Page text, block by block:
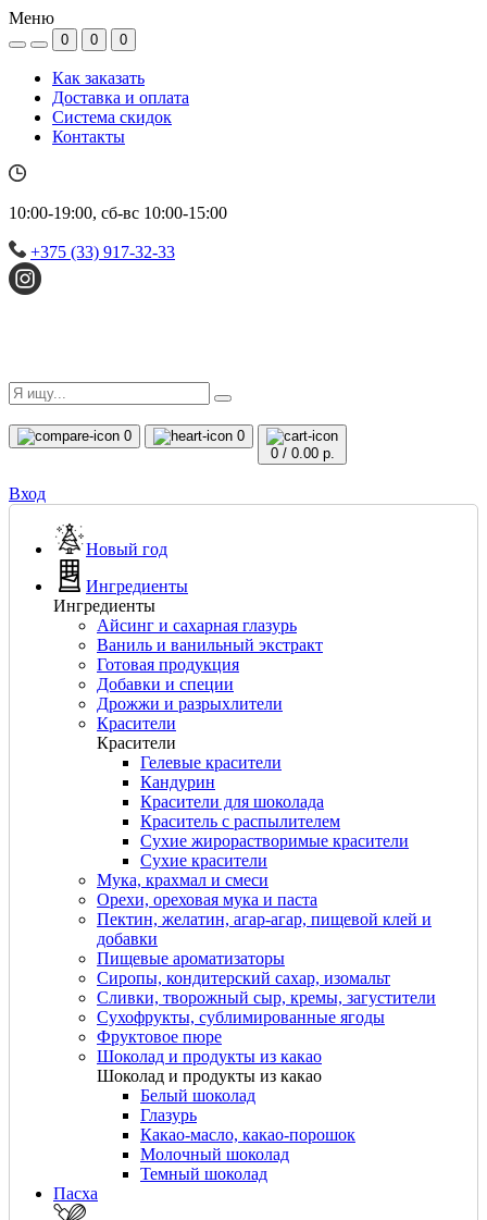
Меню
0 0 0
Как заказать
Доставка и оплата
Система скидок
Контакты
10:00-19:00, сб-вс 10:00-15:00
+375 (33) 917-32-33
0
0
0/ 0.00 р.
Вход
Новый год
Ингредиенты
Ингредиенты
Айсинг и сахарная глазурь
Ваниль и ванильный экстракт
Готовая продукция
Добавки и специи
Дрожжи и разрыхлители
Красители
Красители
Гелевые красители
Кандурин
Красители для шоколада
Краситель с распылителем
Сухие жирорастворимые красители
Сухие красители
Мука, крахмал и смеси
Орехи, ореховая мука и паста
Пектин, желатин, агар-агар, пищевой клей и
добавки
Пищевые ароматизаторы
Сиропы, кондитерский сахар, изомальт
Сливки, творожный сыр, кремы, загустители
Сухофрукты, сублимированные ягоды
Фруктовое пюре
Шоколад и продукты из какао
Шоколад и продукты из какао
Белый шоколад
Глазурь
Какао-масло, какао-порошок
Молочный шоколад
Темный шоколад
Пасха